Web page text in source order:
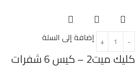
إضافة إلى السلة
كليك ميت2 – كيس 6 شفرات